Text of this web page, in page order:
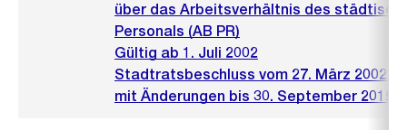
über das Arbeitsverhältnis des
Personals (AB PR)
Gültig ab 1. Juli 2002
Stadtratsbeschluss vom 27. März 2002
mit Änderungen bis 30. September 2015